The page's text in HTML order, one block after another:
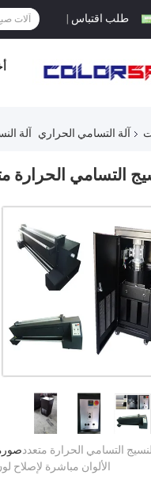
طلب اقتباس |
آلة التسامي الحراري آلة
التسامي الحرارة
التسامي الحرارة متعدد
الألوان مباشرة لإصلاح